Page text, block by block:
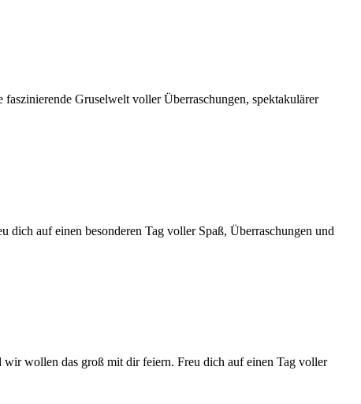
Gruselwelt voller Überraschungen, spektakulärer
auf einen besonderen Tag voller Spaß, Überraschungen und
wollen das groß mit dir feiern. Freu dich auf einen Tag voller